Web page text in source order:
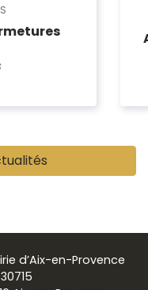
d’Aix-en-Provence